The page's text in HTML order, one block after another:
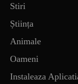
Stiri
Știința
Animale
Oameni
Instaleaza